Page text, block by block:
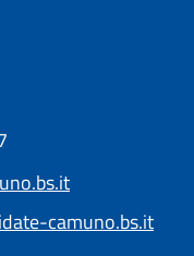
camuno.bs.it